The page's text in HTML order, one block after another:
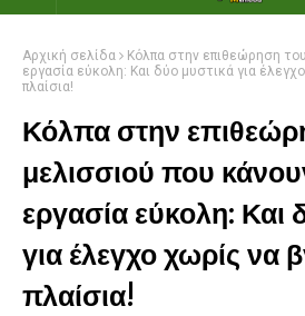
Αρχική σελίδα
Κόλπα στην επιθεώρηση
εργασία εύκολη: Και δύο μυστικά για
πλαίσια!
Κόλπα στην
μελισσιού που
εργασία εύκολη: Και
για έλεγχο χωρίς να
πλαίσια!